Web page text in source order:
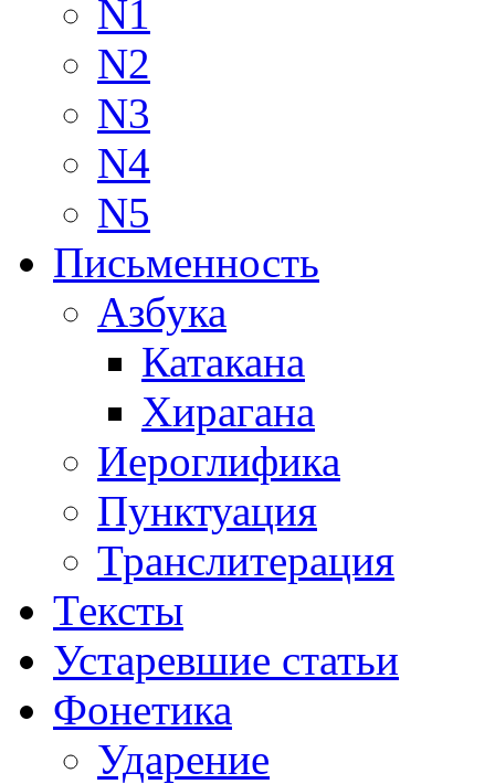
N1
N2
N3
N4
N5
Письменность
Азбука
Катакана
Хирагана
Иероглифика
Пунктуация
Транслитерация
Тексты
Устаревшие статьи
Фонетика
Ударение